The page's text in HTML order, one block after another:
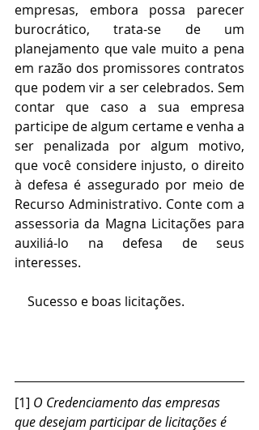
empresas, embora possa parecer
burocrático, trata-se de um
planejamento que vale muito a pena
em razão dos promissores contratos
que podem vir a ser celebrados. Sem
contar que caso a sua empresa
participe de algum certame e venha a
ser penalizada por algum motivo,
que você considere injusto, o direito
à defesa é assegurado por meio de
Recurso Administrativo. Conte com a
assessoria da Magna Licitações para
auxiliá-lo na defesa de seus
interesses.
    Sucesso e boas licitações.
[1] O Credenciamento das empresas
que desejam participar de licitações é